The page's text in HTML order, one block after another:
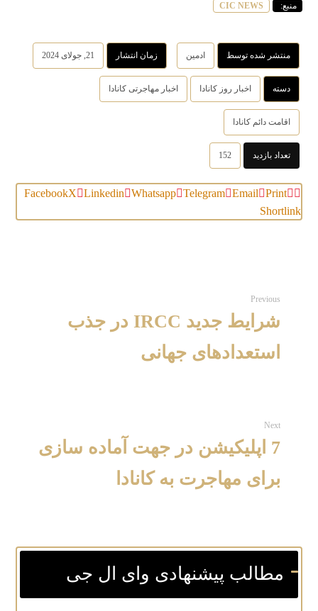
منبع: CIC NEWS
منتشر شده توسط ادمین زمان انتشار 21, جولای 2024
دسته اخبار روز کانادا اخبار مهاجرتی کانادا
اقامت دائم کانادا
تعداد بازدید 152
FacebookX Linkedin Whatsapp Telegram Email
Print
Shortlink
Previous
شرایط جدید IRCC در جذب
استعدادهای جهانی
Next
7 اپلیکیشن در جهت آماده‌ سازی
برای مهاجرت به کانادا
مطالب پیشنهادی وای ال جی